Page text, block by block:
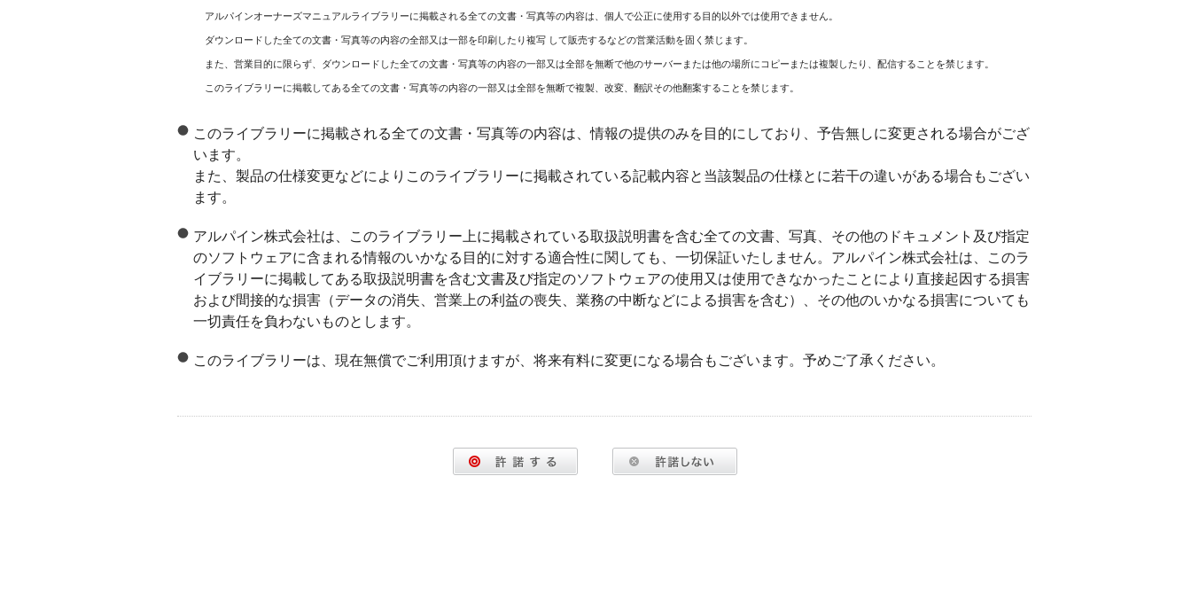
アルパインオーナーズマニュアルライブラリーに掲載される全ての文書・写真等の内容は、個人で公正に使用する目的以外では使用できません。
ダウンロードした全ての文書・写真等の内容の全部又は一部を印刷したり複写 して販売するなどの営業活動を固く禁じます。
また、営業目的に限らず、ダウンロードした全ての文書・写真等の内容の一部又は全部を無断で他のサーバーまたは他の場所にコピーまたは複製したり、配信することを禁じます。
このライブラリーに掲載してある全ての文書・写真等の内容の一部又は全部を無断で複製、改変、翻訳その他翻案することを禁じます。
このライブラリーに掲載される全ての文書・写真等の内容は、情報の提供のみを目的にしており、予告無しに変更される場合がござ
います。
また、製品の仕様変更などによりこのライブラリーに掲載されている記載内容と当該製品の仕様とに若干の違いがある場合もござい
ます。
アルパイン株式会社は、このライブラリー上に掲載されている取扱説明書を含む全ての文書、写真、その他のドキュメント及び指定
のソフトウェアに含まれる情報のいかなる目的に対する適合性に関しても、一切保証いたしません。アルパイン株式会社は、このラ
イブラリーに掲載してある取扱説明書を含む文書及び指定のソフトウェアの使用又は使用できなかったことにより直接起因する損害
および間接的な損害（データの消失、営業上の利益の喪失、業務の中断などによる損害を含む）、その他のいかなる損害についても
一切責任を負わないものとします。
このライブラリーは、現在無償でご利用頂けますが、将来有料に変更になる場合もございます。予めご了承ください。